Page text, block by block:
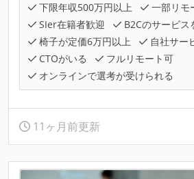
下限年収500万円以上
一部リモ
SIer在籍者歓迎
B2Cのサービス
椅子が定価6万円以上
自社サー
CTOがいる
フルリモート可
オンラインで選考が受けられる
11ヶ月前更新